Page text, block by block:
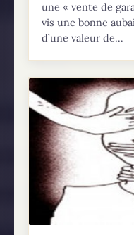
une « vente de
vis une bonne
d’une valeur de...